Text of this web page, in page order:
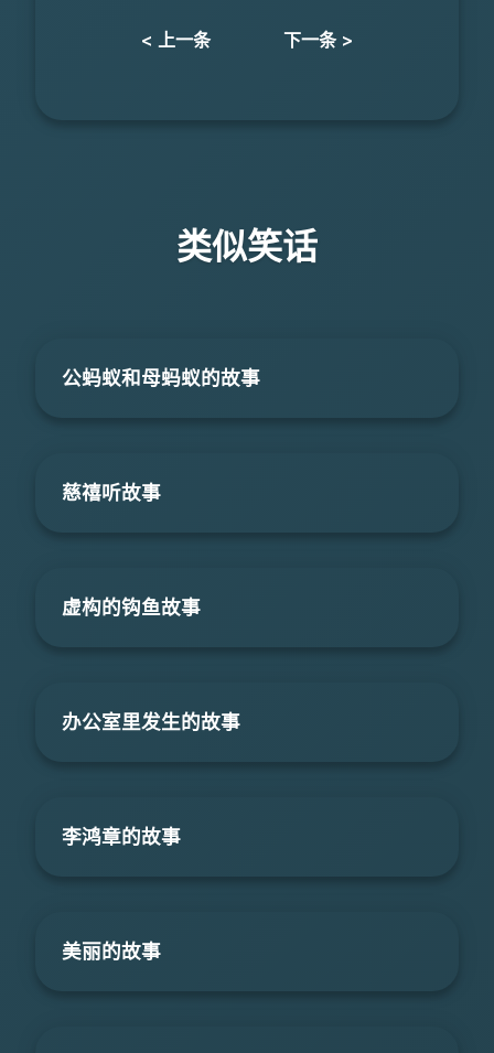
< 上一条 下一条 >
类似笑话
公蚂蚁和母蚂蚁的故事
慈禧听故事
虚构的钩鱼故事
办公室里发生的故事
李鸿章的故事
美丽的故事